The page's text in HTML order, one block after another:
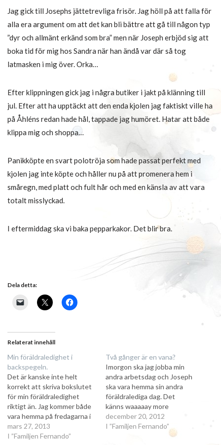
Jag gick till Josephs jättetrevliga frisör. Jag höll på att falla för
alla era argument om att det kan bli bättre att gå till någon typ
”dyr och allmänt erkänd som bra” men när Joseph erbjöd sig att
boka tid för mig hos Sandra när han ändå var där så tog
latmasken i mig över. Orka…
Efter klippningen gick jag i några butiker i jakt på klänning till
jul. Efter att ha upptäckt att den enda kjolen jag faktiskt ville ha
på Åhléns redan hade hål, tappade jag humöret. Hatar att både
klippa mig och shoppa…
Panikköpte en svart polotröja som hade passat perfekt med
kjolen jag inte köpte och håller nu på att promenera hem i
småregn, med platt och fult hår och med en känsla av att vara
totalt misslyckad.
I eftermiddag ska vi baka pepparkakor. Det blir bra.
Dela detta:
Relaterat innehåll
Min föräldraledighet i
backspegeln.
Det är kanske inte helt
korrekt att skriva bokslutet
för min föräldraledighet
riktigt än. Jag kommer både
vara hemma på fredagarna i
april och maj och dessutom
vara ledig i två månader i
mars 27, 2013
I ”Familjen Fernando”
Två gånger är en vana?
Imorgon ska jag jobba min
andra arbetsdag och Joseph
ska vara hemma sin andra
föräldralediga dag. Det
känns waaaaay more
avslappnat den här gången.
Jag vet att det kommer
funka finfint för dem här
december 20, 2012
I ”Familjen Fernando”